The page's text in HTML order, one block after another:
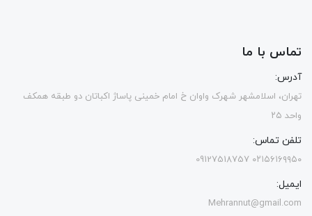
تماس با ما
آدرس:
تهران، اسلامشهر شهرک واوان خ امام خمینی پاساژ اکباتان دو طبقه همکف
واحد ۲۵
تلفن تماس:
۰۲۱۵۶۱۶۹۹۵۰ 09127518757
ایمیل:
Mehrannut@gmail.com